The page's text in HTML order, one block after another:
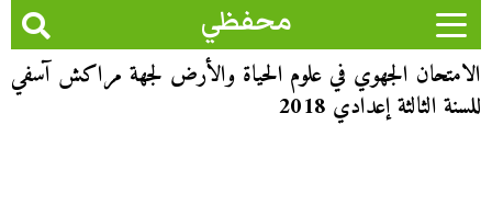
محفظي
الامتحان الجهوي في علوم الحياة والأرض لجهة مراكش آسفي
للسنة الثالثة إعدادي 2018